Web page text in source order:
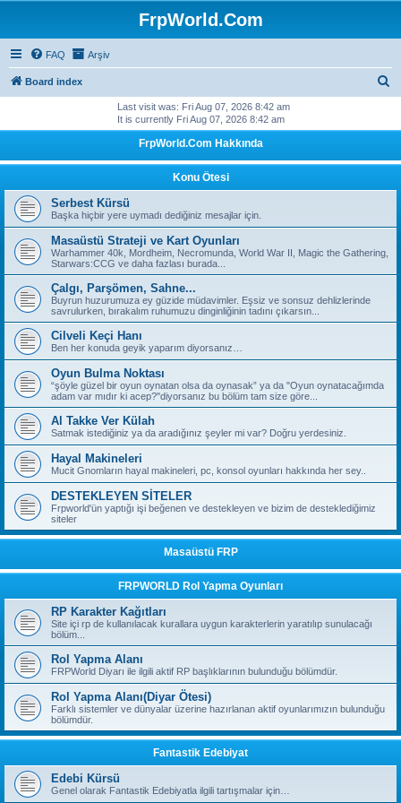
FrpWorld.Com
FAQ Arşiv
Board index
c
h
Last visit was: Fri Aug 07, 2026 8:42 am
It is currently Fri Aug 07, 2026 8:42 am
FrpWorld.Com Hakkında
Konu Ötesi
Serbest Kürsü
Başka hiçbir yere uymadı dediğiniz mesajlar için.
Masaüstü Strateji ve Kart Oyunları
Warhammer 40k, Mordheim, Necromunda, World War II, Magic the Gathering,
Starwars:CCG ve daha fazlası burada...
Çalgı, Parşömen, Sahne...
Buyrun huzurumuza ey güzide müdavimler. Eşsiz ve sonsuz dehlizlerinde
savrulurken, bırakalım ruhumuzu dinginliğinin tadını çıkarsın...
Cilveli Keçi Hanı
Ben her konuda geyik yaparım diyorsanız…
Oyun Bulma Noktası
“şöyle güzel bir oyun oynatan olsa da oynasak” ya da "Oyun oynatacağımda
adam var mıdır ki acep?"diyorsanız bu bölüm tam size göre...
Al Takke Ver Külah
Satmak istediğiniz ya da aradığınız şeyler mi var? Doğru yerdesiniz.
Hayal Makineleri
Mucit Gnomların hayal makineleri, pc, konsol oyunları hakkında her sey..
DESTEKLEYEN SİTELER
Frpworld'ün yaptığı işi beğenen ve destekleyen ve bizim de desteklediğimiz
siteler
Masaüstü FRP
FRPWORLD Rol Yapma Oyunları
RP Karakter Kağıtları
Site içi rp de kullanılacak kurallara uygun karakterlerin yaratılıp sunulacağı
bölüm...
Rol Yapma Alanı
FRPWorld Diyarı ile ilgili aktif RP başlıklarının bulunduğu bölümdür.
Rol Yapma Alanı(Diyar Ötesi)
Farklı sistemler ve dünyalar üzerine hazırlanan aktif oyunlarımızın bulunduğu
bölümdür.
Fantastik Edebiyat
Edebi Kürsü
Genel olarak Fantastik Edebiyatla ilgili tartışmalar için…